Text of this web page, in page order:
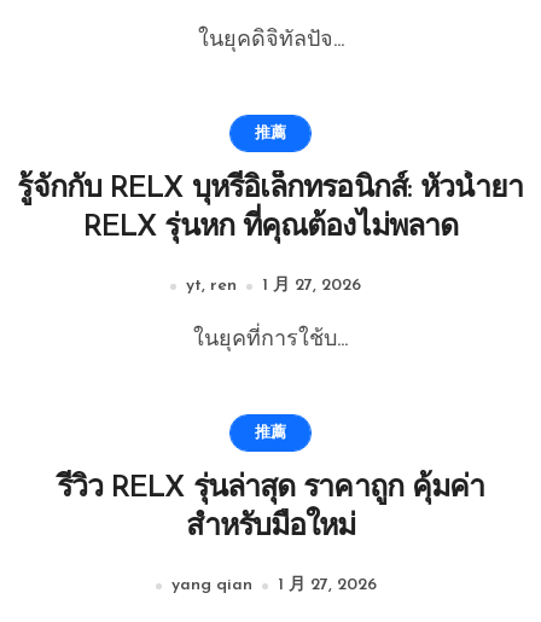
ในยุคดิจิทัลปัจ...
推薦
รู้จักกับ RELX บุหรี่อิเล็กทรอนิกส์: หัวน้ำยา
RELX รุ่นหก ที่คุณต้องไม่พลาด
yt, ren 1 月 27, 2026
ในยุคที่การใช้บ...
推薦
รีวิว RELX รุ่นล่าสุด ราคาถูก คุ้มค่า
สำหรับมือใหม่
yang qian 1 月 27, 2026